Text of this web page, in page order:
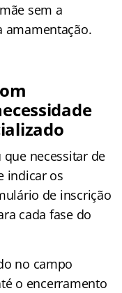
sem a
amamentação.
necessitar de
indicar os
de inscrição
cada fase do
no campo
o encerramento